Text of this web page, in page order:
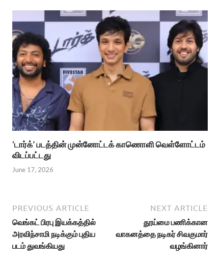
‘டார்க்’ படத்தின் முன்னோட்டக் காணொளி வெள்ளோட்டம்
விடப்பட்டது
June 17, 2026
PREVIOUS ARTICLE
வெங்கட் பிரபு இயக்கத்தில்
அரவிந்சாமி நடிக்கும் புதிய
படம் துவங்கியது
NEXT ARTICLE
தூய்மை பணிக்கான
வாகனத்தை நடிகர் சிவகுமார்
வழங்கினார்